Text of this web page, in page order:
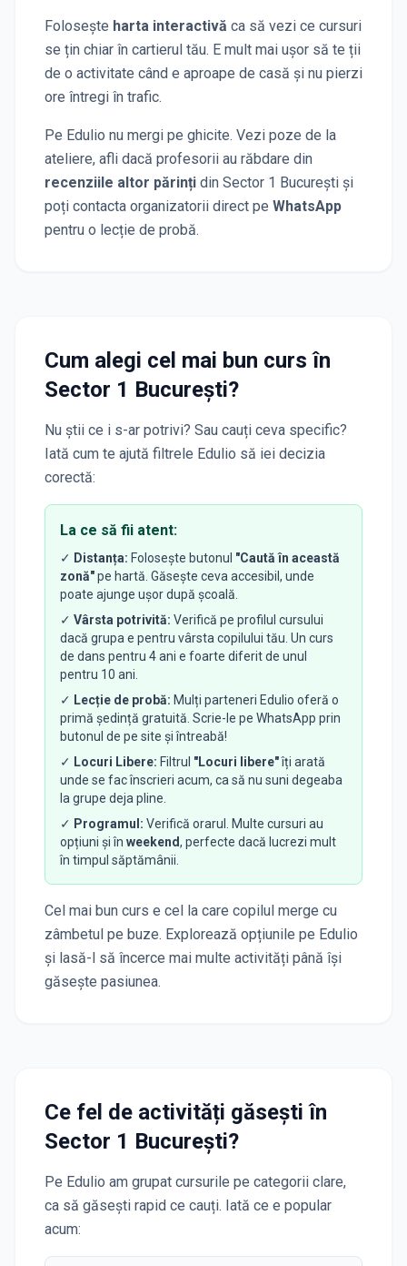
Folosește harta interactivă ca să vezi ce cursuri
se țin chiar în cartierul tău. E mult mai ușor să te ții
de o activitate când e aproape de casă și nu pierzi
ore întregi în trafic.
Pe Edulio nu mergi pe ghicite. Vezi poze de la
ateliere, afli dacă profesorii au răbdare din
recenziile altor părinți din Sector 1 București și
poți contacta organizatorii direct pe WhatsApp
pentru o lecție de probă.
Cum alegi cel mai bun cursîn
Sector 1 București?
Nu știi ce i s-ar potrivi? Sau cauți ceva specific?
Iată cum te ajută filtrele Edulio să iei decizia
corectă:
La ce să fii atent:
✓ Distanța: Folosește butonul "Caută în această
zonă"pe hartă. Găsește ceva accesibil, unde
poate ajunge ușor după școală.
✓ Vârsta potrivită: Verifică pe profilul cursului
dacă grupa e pentru vârsta copilului tău. Un curs
de dans pentru 4 ani e foarte diferit de unul
pentru 10 ani.
✓ Lecție de probă: Mulți parteneri Edulio oferă o
primă ședință gratuită. Scrie-le pe WhatsApp prin
butonul de pe site și întreabă!
✓ Locuri Libere: Filtrul "Locuri libere"îți arată
unde se fac înscrieri acum, ca să nu suni degeaba
la grupe deja pline.
✓ Programul: Verifică orarul. Multe cursuri au
opțiuni și în weekend, perfecte dacă lucrezi mult
în timpul săptămânii.
Cel mai bun curs e cel la care copilul merge cu
zâmbetul pe buze. Explorează opțiunile pe Edulio
și lasă-l să încerce mai multe activități până își
găsește pasiunea.
Ce fel de activități găsești în
Sector 1 București?
Pe Edulio am grupat cursurile pe categorii clare,
ca să găsești rapid ce cauți. Iată ce e popular
acum: